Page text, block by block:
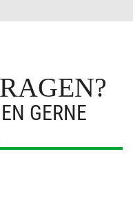
GERNE